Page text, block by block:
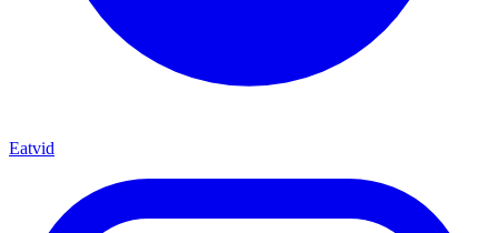
Eatvid